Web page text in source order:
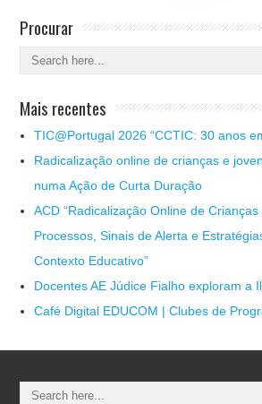
Procurar
Mais recentes
TIC@Portugal 2026 “CCTIC: 30 anos
Radicalização online de crianças e
numa Ação de Curta Duração
ACD “Radicalização Online de
Processos, Sinais de Alerta e
Contexto Educativo”
Docentes AE Júdice Fialho exploram a
Café Digital EDUCOM | Clubes de